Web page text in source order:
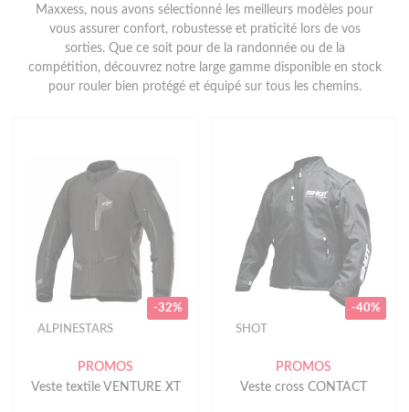
Maxxess, nous avons sélectionné les meilleurs modèles pour
vous assurer confort, robustesse et praticité lors de vos
sorties. Que ce soit pour de la randonnée ou de la
compétition, découvrez notre large gamme disponible en stock
pour rouler bien protégé et équipé sur tous les chemins.
-32%
ALPINESTARS
PROMOS
Veste textile VENTURE XT
-40%
SHOT
PROMOS
Veste cross CONTACT